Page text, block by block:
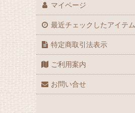
マイページ
最近チェックしたアイテム
特定商取引法表示
ご利用案内
お問い合せ